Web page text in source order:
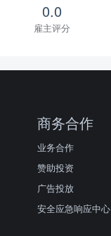
0.0
雇主评分
商务合作
业务合作
赞助投资
广告投放
安全应急响应中心